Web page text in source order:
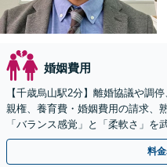
婚姻費用
【千歳烏山駅2分】離婚協議や調
親権、養育費・婚姻費用の請求、
「バランス感覚」と「柔軟さ」を
ます【Zoom対応】【お子さま連
料